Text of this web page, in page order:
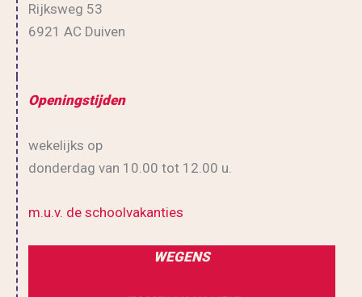
Rijksweg 53
6921 AC Duiven
Openingstijden
wekelijks op
donderdag van 10.00 tot 12.00 u.
m.u.v. de schoolvakanties
WEGENS